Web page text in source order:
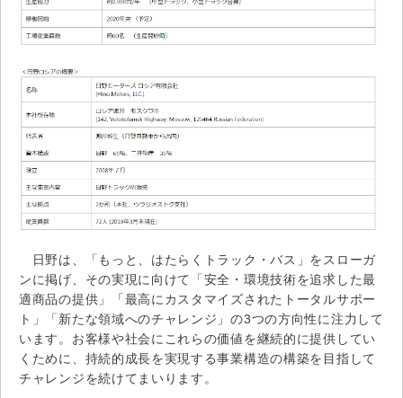
日野は、「もっと、はたらくトラック・バス」をスローガ
ンに掲げ、その実現に向けて「安全・環境技術を追求した最
適商品の提供」「最高にカスタマイズされたトータルサポー
ト」「新たな領域へのチャレンジ」の3つの方向性に注力して
います。お客様や社会にこれらの価値を継続的に提供してい
くために、持続的成長を実現する事業構造の構築を目指して
チャレンジを続けてまいります。